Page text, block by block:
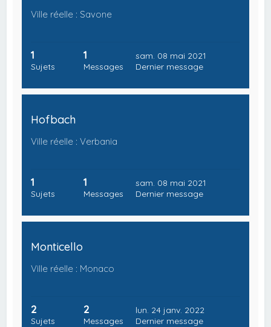
Ville réelle : Savone
1
Sujets
1
Messages
sam. 08 mai 2021
Dernier message
Hofbach
Ville réelle : Verbania
1
Sujets
1
Messages
sam. 08 mai 2021
Dernier message
Monticello
Ville réelle : Monaco
2
Sujets
2
Messages
lun. 24 janv. 2022
Dernier message